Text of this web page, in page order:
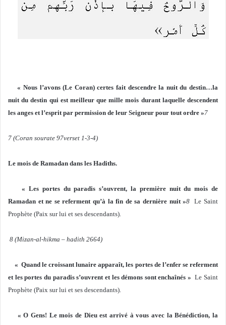
« Nous l’avons (Le Coran) certes fait descendre la nuit du destin…la
nuit du destin qui est meilleur que mille mois durant laquelle descendent
les anges et l’esprit par permission de leur Seigneur pour tout ordre »7
7 (Coran sourate 97verset 1-3-4)
Le mois de Ramadan dans les Hadiths.
« Les portes du paradis s’ouvrent, la première nuit du mois de
Ramadan et ne se referment qu’à la fin de sa dernière nuit »8 Le Saint
Prophète (Paix sur lui et ses descendants).
8 (Mizan-al-hikma – hadith 2664)
« Quand le croissant lunaire apparaît, les portes de l’enfer se referment
et les portes du paradis s’ouvrent et les démons sont enchaînés » Le Saint
Prophète (Paix sur lui et ses descendants).
« O Gens! Le mois de Dieu est arrivé à vous avec la Bénédiction, la